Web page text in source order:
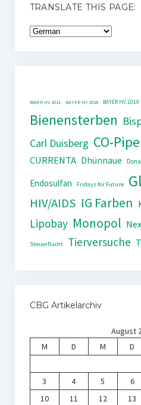
TRANSLATE THIS PAGE:
BAYER HV 2011 BAYER HV 2018 BAYER HV 2019
Bienensterben
Carl Duisberg CO-
CURRENTA Dhünnaue
Endosulfan
Fridays for Future
HIV/AIDS IG Farben
Lipobay Monopol
Steuerflucht Tierversuche
CBG Artikelarchiv
August
M
D M D
3
4 5 6
10
11 12 13